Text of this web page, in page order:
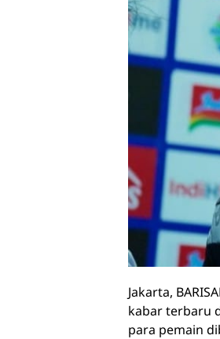
Jakarta,
kabar terbaru
para pemain